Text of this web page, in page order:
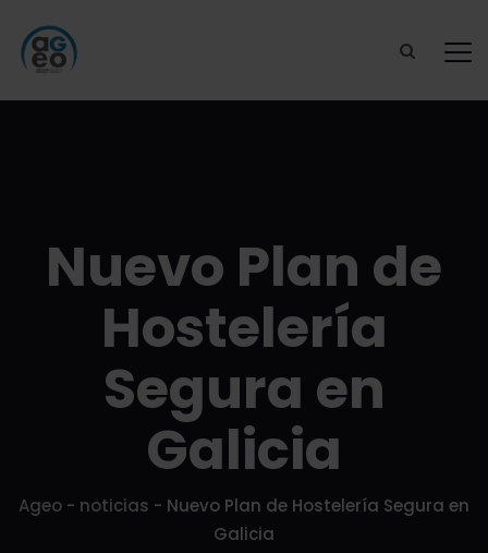
Nuevo Plan de
Hostelería
Segura en
Galicia
Ageo - noticias - Nuevo Plan de Hostelería Segura en
Galicia